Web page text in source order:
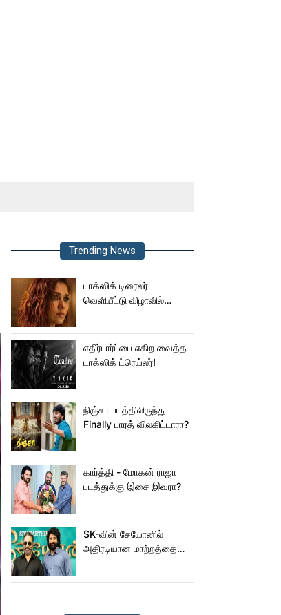
Trending News
டாக்ஸிக் டிரைலர்
வெளியீட்டு விழாவில்
யாரு பாருங்க!..
எதிர்பார்ப்பை எகிற வைத்த
டாக்ஸிக் ட்ரெய்லர்!
நிஞ்சா படத்திலிருந்து
Finally பாரத் விலகிட்டாரா?
கார்த்தி - மோகன் ராஜா
படத்துக்கு இசை இவரா?
SK-வின் சேயோனில்
அதிரடியான மாற்றத்தை